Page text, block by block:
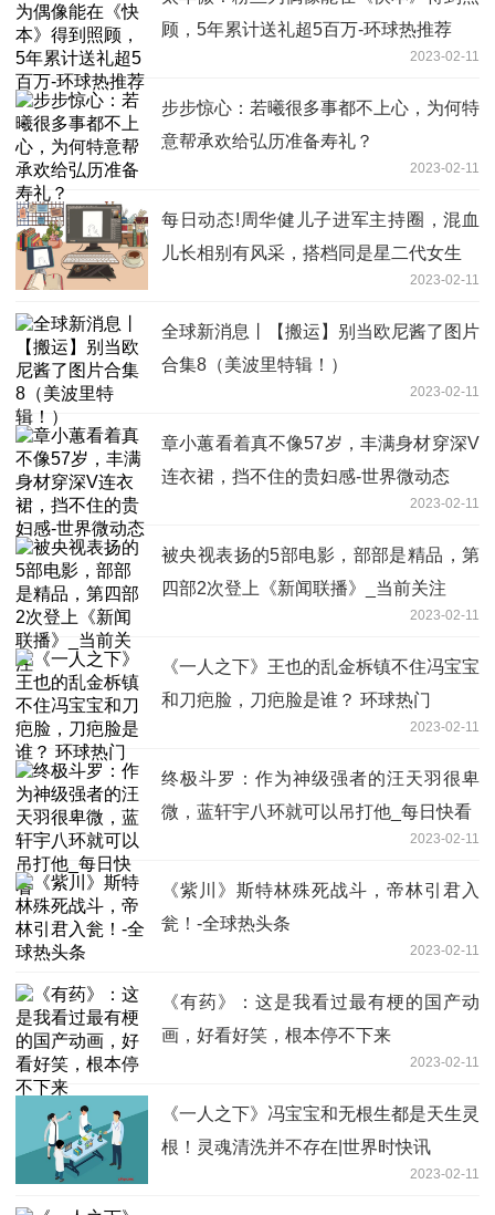
顾，5年累计送礼超5百万-环球热推荐
2023-02-11
步步惊心：若曦很多事都不上心，为何特
意帮承欢给弘历准备寿礼？
2023-02-11
每日动态!周华健儿子进军主持圈，混血
儿长相别有风采，搭档同是星二代女生
2023-02-11
全球新消息丨【搬运】别当欧尼酱了图片
合集8（美波里特辑！）
2023-02-11
章小蕙看着真不像57岁，丰满身材穿深V
连衣裙，挡不住的贵妇感-世界微动态
2023-02-11
被央视表扬的5部电影，部部是精品，第
四部2次登上《新闻联播》_当前关注
2023-02-11
《一人之下》王也的乱金柝镇不住冯宝宝
和刀疤脸，刀疤脸是谁？ 环球热门
2023-02-11
终极斗罗：作为神级强者的汪天羽很卑
微，蓝轩宇八环就可以吊打他_每日快看
2023-02-11
《紫川》斯特林殊死战斗，帝林引君入
瓮！-全球热头条
2023-02-11
《有药》：这是我看过最有梗的国产动
画，好看好笑，根本停不下来
2023-02-11
《一人之下》冯宝宝和无根生都是天生灵
根！灵魂清洗并不存在|世界时快讯
2023-02-11